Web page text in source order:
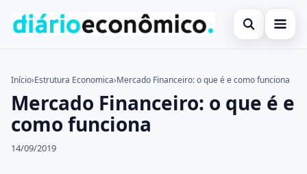
Abrir busca
Notícias
Programas de Governo
Buscar no site ×
Buscar por:
Pressione Enter para buscar ou ESC para fechar.
Início›Estrutura Economica›Mercado Financeiro: o que é e como funciona
Mercado Financeiro: o que é e
como funciona
14/09/2019